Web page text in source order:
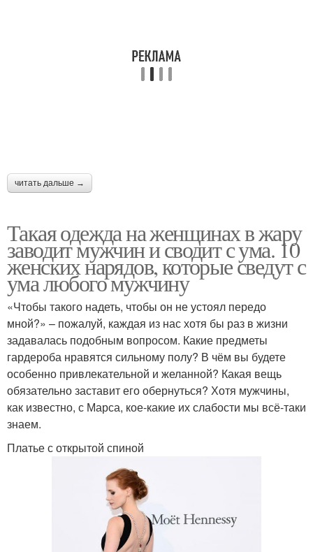
читать дальше →
Такая одежда на женщинах в жару
заводит мужчин и сводит с ума. 10
женских нарядов, которые сведут с
ума любого мужчину
«Чтобы такого надеть, чтобы он не устоял передо
мной?» – пожалуй, каждая из нас хотя бы раз в жизни
задавалась подобным вопросом. Какие предметы
гардероба нравятся сильному полу? В чём вы будете
особенно привлекательной и желанной? Какая вещь
обязательно заставит его обернуться? Хотя мужчины,
как известно, с Марса, кое-какие их слабости мы всё-таки
знаем.
Платье с открытой спиной